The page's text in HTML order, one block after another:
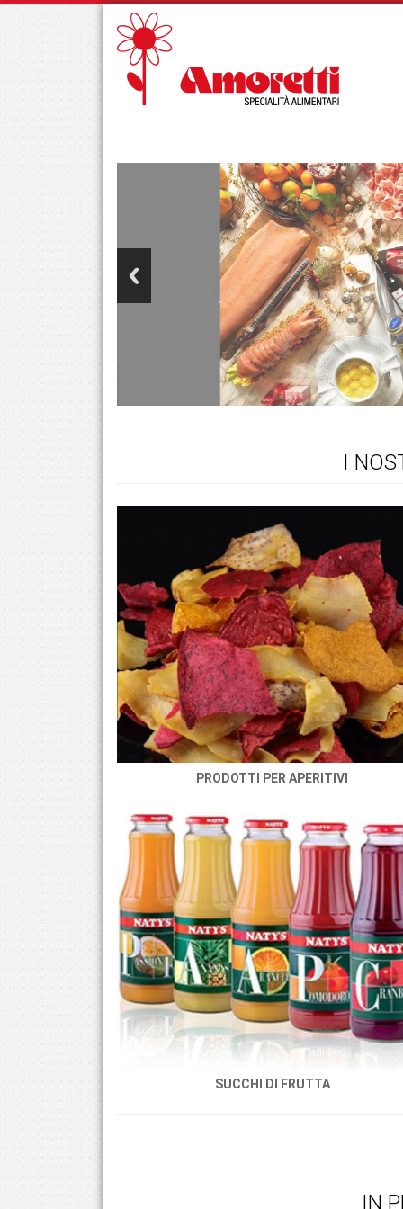
I
PRODOTTI PER APERITIVI
SUCCHI DI FRUTTA
IN